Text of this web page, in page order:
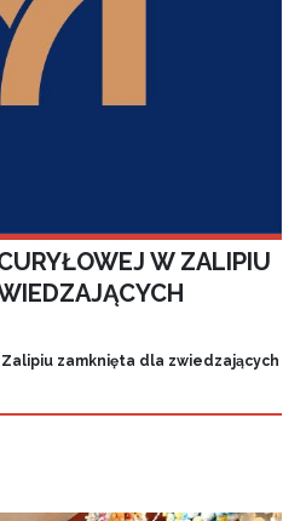
W ZALIPIU
zamknięta dla zwiedzających